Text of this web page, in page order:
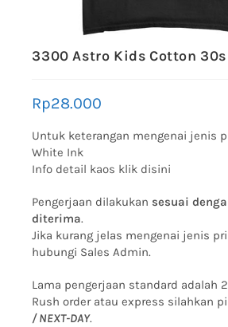
3300 Astro Kids Cotton
Rp28.000
Untuk keterangan mengenai jenis
White Ink
Info detail kaos klik disini
Pengerjaan dilakukan sesuai
diterima.
Jika kurang jelas mengenai jenis
hubungi Sales Admin.
Lama pengerjaan standard adalah
Rush order atau express silahkan
/ NEXT-DAY.